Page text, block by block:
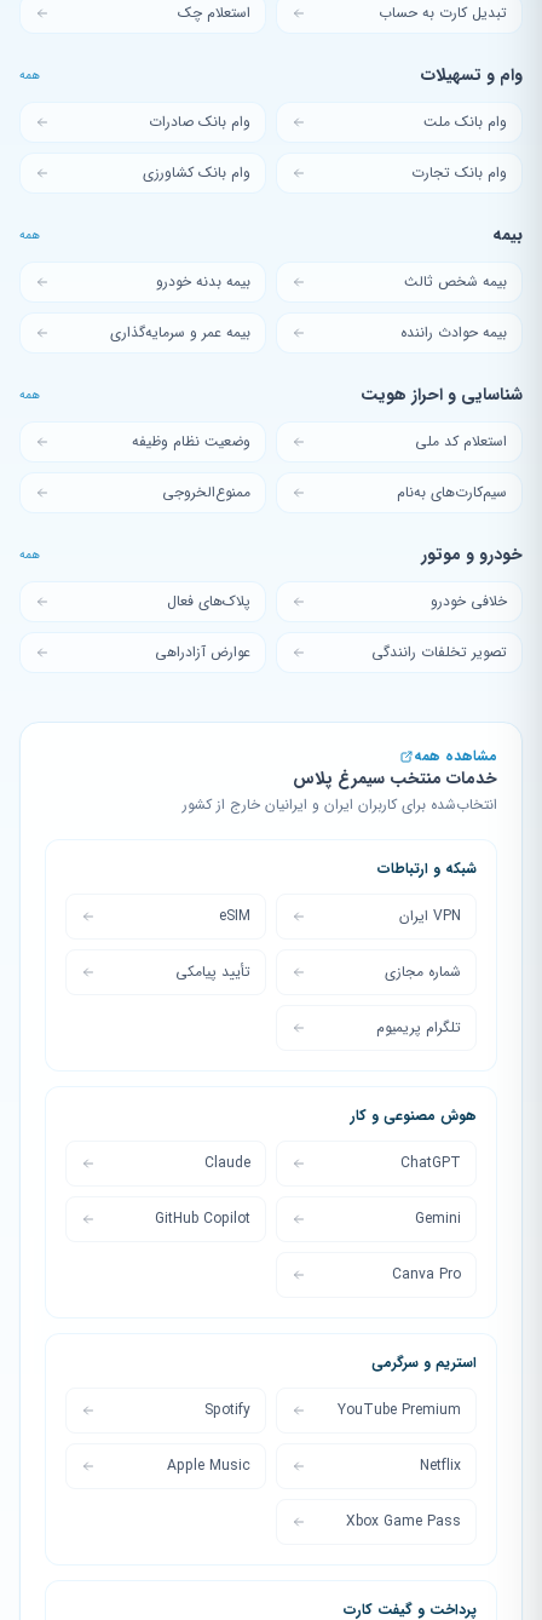
تبدیل کارت به حساب استعلام چک
وام و تسهیلات همه
وام بانک ملت وام بانک صادرات
وام بانک تجارت وام بانک کشاورزی
بیمه همه
بیمه شخص ثالث بیمه بدنه خودرو
بیمه حوادث راننده بیمه عمر و سرمایه‌گذاری
شناسایی و احراز هویت همه
استعلام کد ملی وضعیت نظام وظیفه
سیم‌کارت‌های به‌نام ممنوع‌الخروجی
خودرو و موتور همه
خلافی خودرو پلاک‌های فعال
تصویر تخلفات رانندگی عوارض آزادراهی
مشاهده همه
خدمات منتخب سیمرغ پلاس
انتخاب‌شده برای کاربران ایران و ایرانیان خارج از کشور
شبکه و ارتباطات
VPN ایران eSIM
شماره مجازی تأیید پیامکی
تلگرام پریمیوم
هوش مصنوعی و کار
ChatGPT
Claude
Gemini
GitHub Copilot
Canva Pro
استریم و سرگرمی
YouTube Premium
Spotify
Netflix
Apple Music
Xbox Game Pass
پرداخت و گیفت کارت